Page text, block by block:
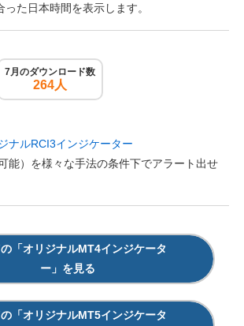
た日本時間を表示します。
ナルRCI3インジケーター
能）を様々な手法の条件下でアラート出せ
7月のダウンロード数
264人
「オリジナルMT4インジケータ
ー」を見る
「オリジナルMT5インジケータ